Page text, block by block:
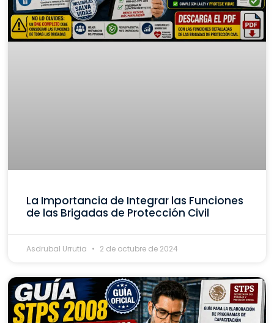
La Importancia de Integrar las Funciones
de las Brigadas de Protección Civil
Asdrubal Urrutia 2 de octubre de 2024